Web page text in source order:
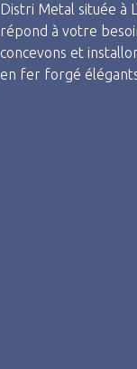
Distri Metal située à
répond à votre
concevons et
en fer forgé